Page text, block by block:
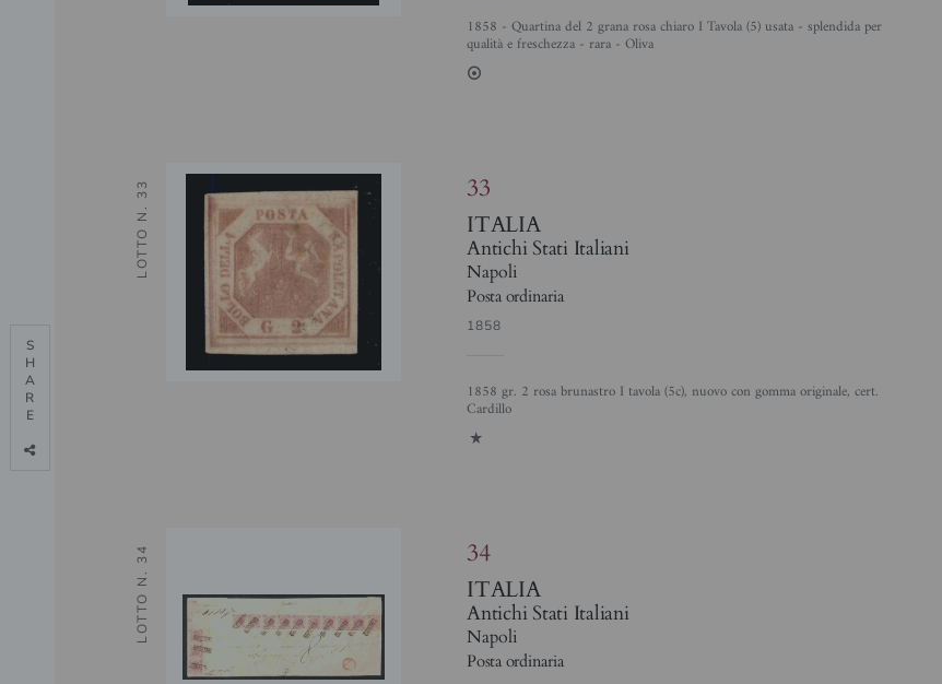
1858 - Quartina del 2 grana rosa chiaro I Tavola (5) usata - splendida per
qualità e freschezza - rara - Oliva
2
33
ITALIA
Antichi Stati Italiani
Napoli
Posta ordinaria
1858
1858 gr. 2 rosa brunastro I tavola (5c), nuovo con gomma originale, cert.
Cardillo
1
LOTTO N. 33
34
ITALIA
Antichi Stati Italiani
Napoli
Posta ordinaria
LOTTO N. 34
S
H
A
R
E